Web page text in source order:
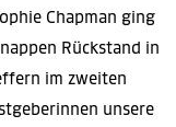
Chapman ging
Rückstand in
im zweiten
unsere